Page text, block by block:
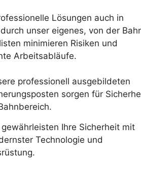
Lösungen auch in
unser eigenes, von der
minimieren Risiken und
Arbeitsabläufe.
professionell ausgebildeten
sorgen für
gewährleisten Ihre Sicherheit mit
Technologie und